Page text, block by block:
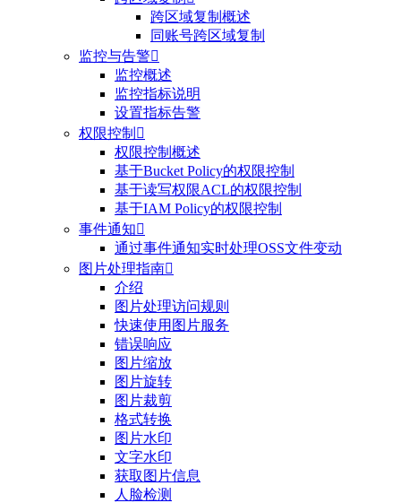
跨区域复制概述
同账号跨区域复制
监控与告警
监控概述
监控指标说明
设置指标告警
权限控制 
权限控制概述
基于Bucket Policy的权限控制
基于读写权限ACL的权限控制
基于IAM Policy的权限控制
事件通知
通过事件通知实时处理OSS文件变动
图片处理指南
介绍
图片处理访问规则
快速使用图片服务
错误响应
图片缩放
图片旋转
图片裁剪
格式转换
图片水印
文字水印
获取图片信息
人脸检测